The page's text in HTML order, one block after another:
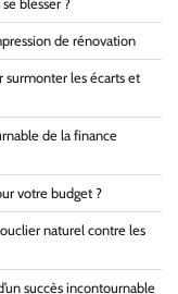
blesser ?
de rénovation
surmonter les écarts et
de la finance
votre budget ?
naturel contre les
succès incontournable